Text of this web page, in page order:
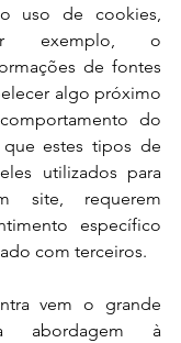
uso de cookies,
exemplo, o
de fontes
algo próximo
do
que estes tipos de
utilizados para
site, requerem
específico
com terceiros.
vem o grande
abordagem à